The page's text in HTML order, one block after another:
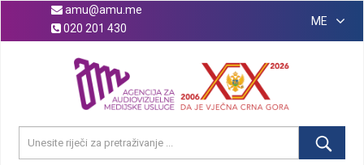
amu@amu.me
020 201 430
ME